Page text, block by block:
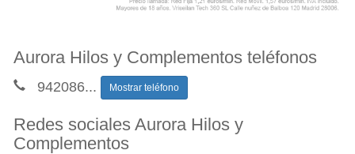
Aurora Hilos y Complementos teléfonos
942086... Mostrar teléfono
Redes sociales Aurora Hilos y
Complementos